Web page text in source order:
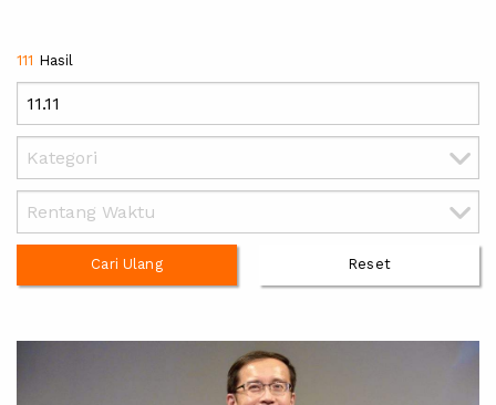
111 Hasil
Cari Ulang Reset